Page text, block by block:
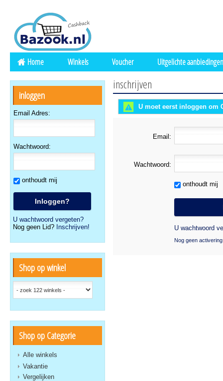
Home Winkels Voucher Uitgelichte aanbiedingen
inloggen
Email Adres:
Wachtwoord:
onthoudt mij
U wachtwoord vergeten?
Nog geen Lid? Inschrijven!
Shop op winkel
Shop op Categorie
Alle winkels
Vakantie
Vergelijken
inschrijven
U moet eerst inloggen om
Email:
Wachtwoord:
onthoudt mij
U wachtwoord
Nog geen